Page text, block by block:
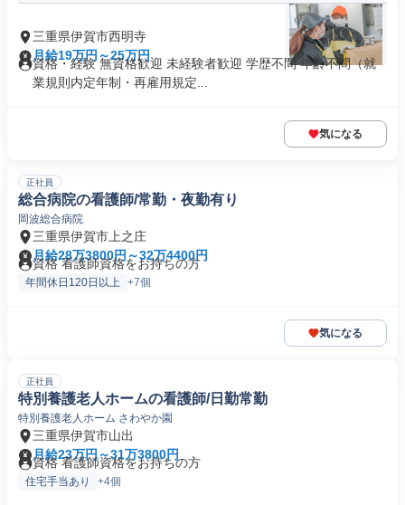
三重県伊賀市西明寺
月給19万円～25万円
資格・経験 無資格歓迎 未経験者歓迎 学歴不問 年齢不問（就
業規則内定年制・再雇用規定...
気になる
正社員
総合病院の看護師/常勤・夜勤有り
岡波総合病院
三重県伊賀市上之庄
月給28万3800円～32万4400円
資格 看護師資格をお持ちの方
年間休日120日以上 +7個
気になる
正社員
特別養護老人ホームの看護師/日勤常勤
特別養護老人ホーム さわやか園
三重県伊賀市山出
月給23万円～31万3800円
資格 看護師資格をお持ちの方
住宅手当あり +4個